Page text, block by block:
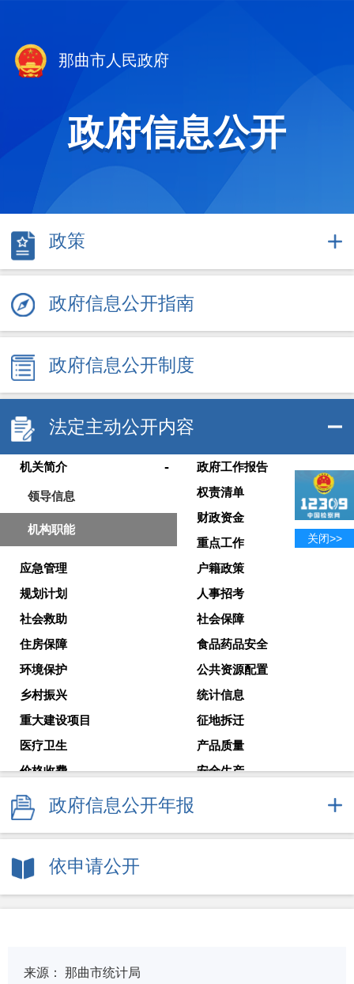
那曲市人民政府
政府信息公开
政策
政府信息公开指南
政府信息公开制度
法定主动公开内容
机关简介 -
领导信息
机构职能
政府工作报告
权责清单
财政资金
重点工作
应急管理
户籍政策
规划计划
人事招考
社会救助
社会保障
住房保障
食品药品安全
环境保护
公共资源配置
乡村振兴
统计信息
重大建设项目
征地拆迁
医疗卫生
产品质量
价格收费
安全生产
减税降费
审计公告
政府常务会议
政府信息公开年报
依申请公开
来源： 那曲市统计局
关闭>>